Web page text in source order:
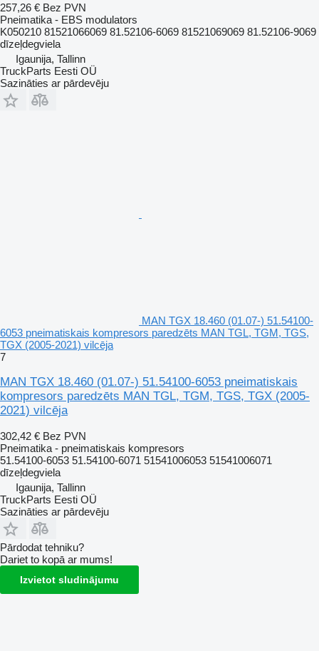
257,26 € Bez PVN
Pneimatika - EBS modulators
K050210 81521066069 81.52106-6069 81521069069 81.52106-9069
dīzeļdegviela
Igaunija, Tallinn
TruckParts Eesti OÜ
Sazināties ar pārdevēju
MAN TGX 18.460 (01.07-) 51.54100-
6053 pneimatiskais kompresors paredzēts MAN TGL, TGM, TGS,
TGX (2005-2021) vilcēja
7
MAN TGX 18.460 (01.07-) 51.54100-6053 pneimatiskais
kompresors paredzēts MAN TGL, TGM, TGS, TGX (2005-
2021) vilcēja
302,42 € Bez PVN
Pneimatika - pneimatiskais kompresors
51.54100-6053 51.54100-6071 51541006053 51541006071
dīzeļdegviela
Igaunija, Tallinn
TruckParts Eesti OÜ
Sazināties ar pārdevēju
Pārdodat tehniku?
Dariet to kopā ar mums!
Izvietot sludinājumu